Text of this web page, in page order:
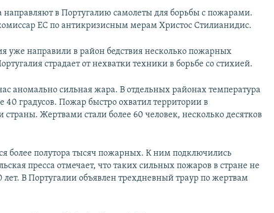
направляют в Португалию самолеты для борьбы с пожарами.
ЕС по антикризисным мерам Христос Стилианидис.
уже направили в район бедствия несколько пожарных
страдает от нехватки техники в борьбе со стихией.
аномально сильная жара. В отдельных районах температура
40 градусов. Пожар быстро охватил территории в
страны. Жертвами стали более 60 человек, несколько десятков
более полутора тысяч пожарных. К ним подключились
пресса отмечает, что таких сильных пожаров в стране не
лет. В Португалии объявлен трехдневный траур по жертвам